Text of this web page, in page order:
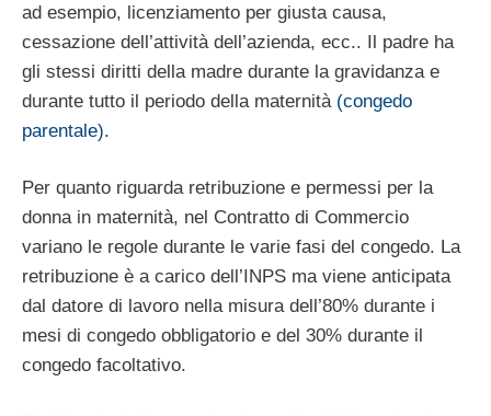
ad esempio, licenziamento per giusta causa,
cessazione dell’attività dell’azienda, ecc.. Il padre ha
gli stessi diritti della madre durante la gravidanza e
durante tutto il periodo della maternità(congedo
parentale).
Per quanto riguarda retribuzione e permessi per la
donna in maternità, nel Contratto di Commercio
variano le regole durante le varie fasi del congedo. La
retribuzione è a carico dell’INPS ma viene anticipata
dal datore di lavoro nella misura dell’80% durante i
mesi di congedo obbligatorio e del 30% durante il
congedo facoltativo.